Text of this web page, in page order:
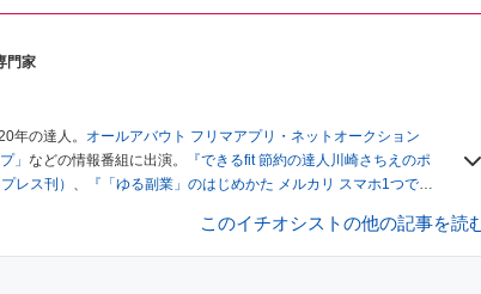
門家
年の達人。
オールアバウト フリマアプリ・ネットオークション
」 などの情報番組に出演。
『できるfit 節約の達人川崎さちえのポ
レス刊） 、
『「ゆる副業」のはじめかた メルカリ スマホ1つでス
辞める。翌月からの給料が０円になり、家にいながら、しかも空
取引の仕方がわからずに、まずは落札者として参加。その後、出
このイチオシストの他の記事を読